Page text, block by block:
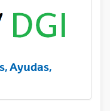
Ayudas,